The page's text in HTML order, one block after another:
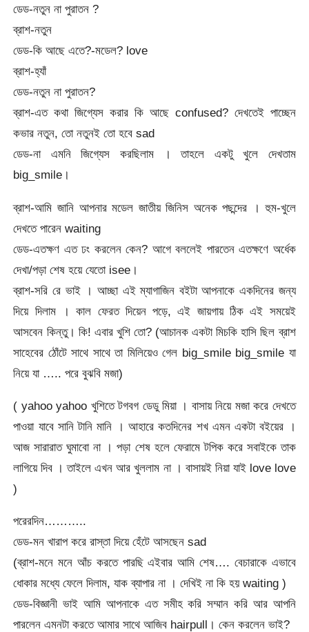
ডেড-নতুন না পুরাতন ?
ব্রাশ-নতুন
ডেড-কি আছে এতে?-মডেল? love
ব্রাশ-হ্যাঁ
ডেড-নতুন না পুরাতন?
ব্রাশ-এত কথা জিগ্যেস করার কি আছে confused? দেখতেই পাচ্ছেন
কভার নতুন, তো নতুনই তো হবে sad
ডেড-না এমনি জিগ্যেস করছিলাম । তাহলে একটু খুলে দেখতাম
big_smile।
ব্রাশ-আমি জানি আপনার মডেল জাতীয় জিনিস অনেক পছন্দের । হুম-খুলে
দেখতে পারেন waiting
ডেড-এতক্ষণ এত ঢং করলেন কেন? আগে বললেই পারতেন এতক্ষণে অর্ধেক
দেখা/পড়া শেষ হয়ে যেতো isee।
ব্রাশ-সরি রে ভাই । আচ্ছা এই ম্যাগাজিন বইটা আপনাকে একদিনের জন্য
দিয়ে দিলাম । কাল ফেরত দিয়েন পড়ে, এই জায়গায় ঠিক এই সময়েই
আসবেন কিন্তু। কি! এবার খুশি তো? (আচানক একটা মিচকি হাসি ছিল ব্রাশ
সাহেবের ঠোঁটে সাথে সাথে তা মিলিয়েও গেল big_smile big_smile যা
নিয়ে যা ….. পরে বুঝবি মজা)
( yahoo yahoo খুশিতে টগবগ ডেডু মিয়া । বাসায় নিয়ে মজা করে দেখতে
পাওয়া যাবে সানি টানি মানি । আহারে কতদিনের শখ এমন একটা বইয়ের ।
আজ সারারাত ঘুমাবো না । পড়া শেষ হলে ফেরামে টপিক করে সবাইকে তাক
লাগিয়ে দিব । তাইলে এখন আর খুললাম না । বাসায়ই নিয়া যাই love love
)
পরেরদিন………..
ডেড-মন খারাপ করে রাস্তা দিয়ে হেঁটে আসছেন sad
(ব্রাশ-মনে মনে আঁচ করতে পারছি এইবার আমি শেষ…. বেচারাকে এভাবে
ধোকার মধ্যে ফেলে দিলাম, যাক ব্যাপার না । দেখিই না কি হয় waiting )
ডেড-বিজ্ঞানী ভাই আমি আপনাকে এত সমীহ করি সম্মান করি আর আপনি
পারলেন এমনটা করতে আমার সাথে আজিব hairpull। কেন করলেন ভাই?